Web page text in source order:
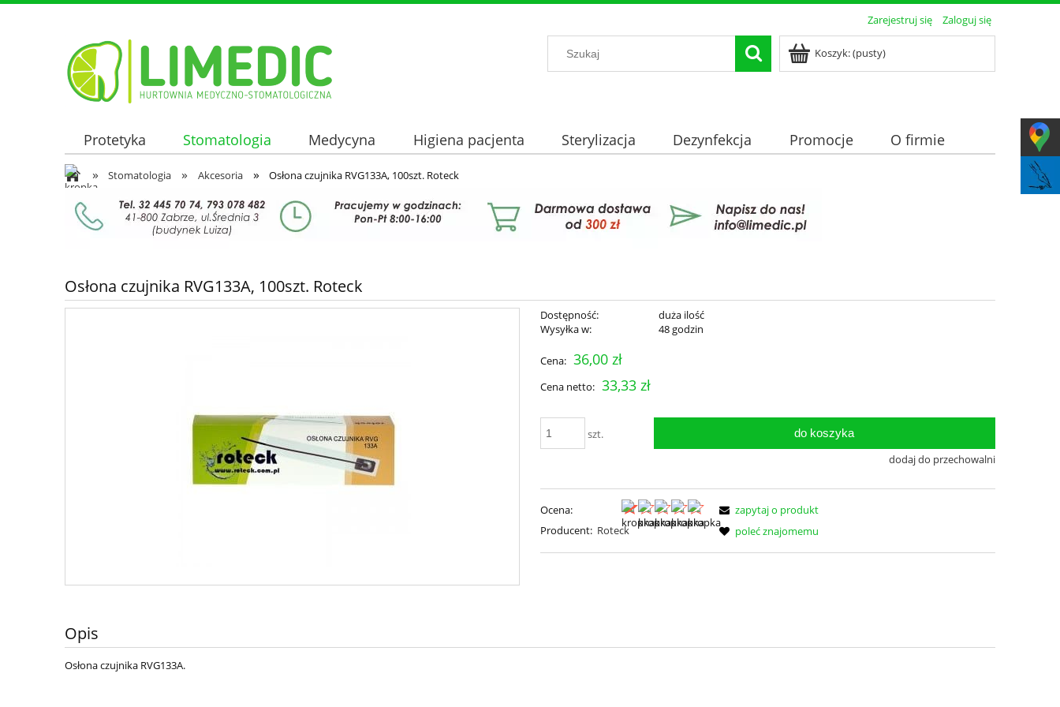
Zarejestruj się Zaloguj się
Koszyk:(pusty)
Protetyka Stomatologia Medycyna Higiena pacjenta Sterylizacja Dezynfekcja Promocje
O firmie
Oferta hurtowa
» Stomatologia » Akcesoria » Osłona czujnika RVG133A, 100szt. Roteck
Osłona czujnika RVG133A, 100szt. Roteck
Dostępność:
duża ilość
Wysyłka w:
48 godzin
Cena: 36,00 zł
Cena netto: 33,33 zł
szt. do koszyka
dodaj do przechowalni
Ocena:
Producent: Roteck
zapytaj o produkt
poleć znajomemu
Opis
Osłona czujnika RVG133A.